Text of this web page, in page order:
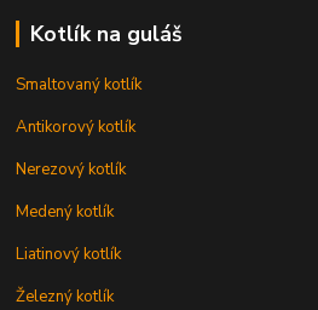
Kotlík na guláš
Smaltovaný kotlík
Antikorový kotlík
Nerezový kotlík
Medený kotlík
Liatinový kotlík
Železný kotlík